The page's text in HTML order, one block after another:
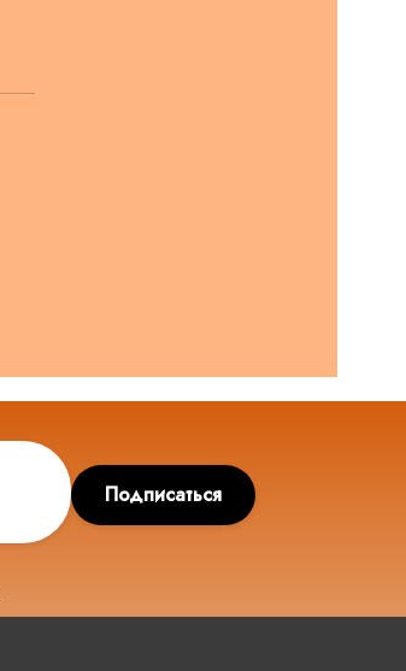
Подписаться
.